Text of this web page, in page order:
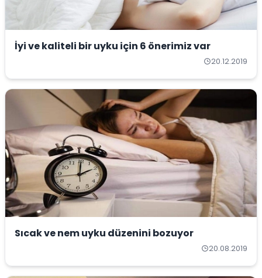
İyi ve kaliteli bir uyku için 6 önerimiz var
20.12.2019
Sıcak ve nem uyku düzenini bozuyor
20.08.2019